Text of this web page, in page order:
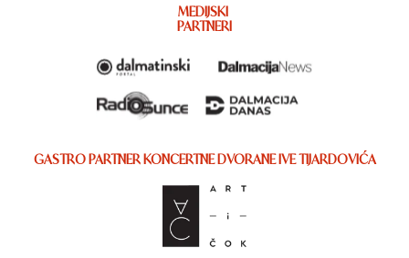
MEDIJSKI
PARTNERI
GASTRO PARTNER KONCERTNE DVORANE IVE TIJARDOVIĆA